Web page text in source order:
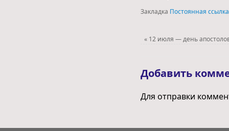
Закладка Постоянная ссылка
«12 июля — день
Добавить
Для отправки